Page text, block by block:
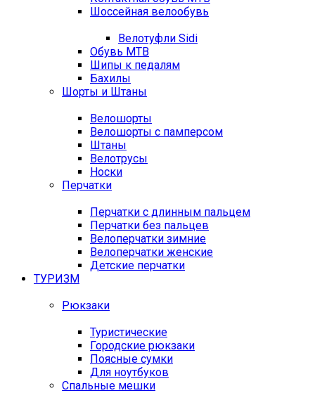
Шоссейная велообувь
Велотуфли Sidi
Обувь MTB
Шипы к педалям
Бахилы
Шорты и Штаны
Велошорты
Велошорты с памперсом
Штаны
Велотрусы
Носки
Перчатки
Перчатки с длинным пальцем
Перчатки без пальцев
Велоперчатки зимние
Велоперчатки женские
Детские перчатки
ТУРИЗМ
Рюкзаки
Туристические
Городские рюкзаки
Поясные сумки
Для ноутбуков
Спальные мешки